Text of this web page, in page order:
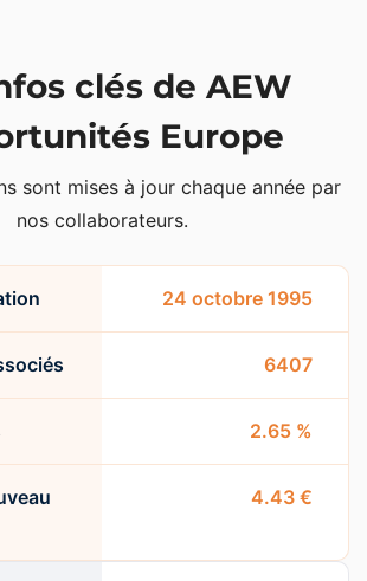
clés de AEW
Europe
sont mises à jour chaque année par
nos collaborateurs.
24 octobre 1995
6407
2.65 %
4.43 €